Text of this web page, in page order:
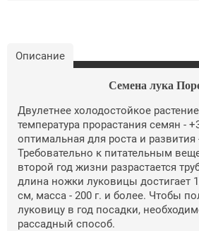
Описание
Семена лука
Двулетнее холодостойкое
температура прорастания семян -
оптимальная для роста и развития
Требовательно к питательным
второй год жизни разрастается
длина ножки луковицы достигает
см, масса - 200 г. и более. Чтобы
луковицу в год посадки,
рассадный способ.